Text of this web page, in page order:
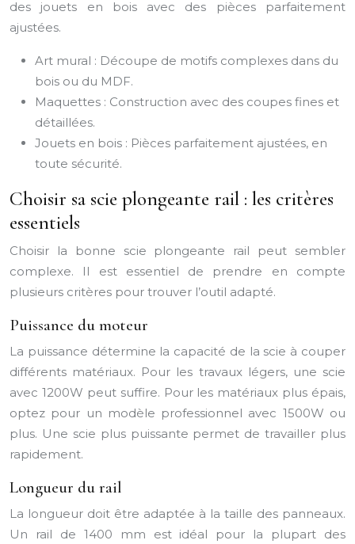
des jouets en bois avec des pièces parfaitement
ajustées.
Art mural : Découpe de motifs complexes dans du
bois ou du MDF.
Maquettes : Construction avec des coupes fines et
détaillées.
Jouets en bois : Pièces parfaitement ajustées, en
toute sécurité.
Choisir sa scie plongeante rail : les critères
essentiels
Choisir la bonne scie plongeante rail peut sembler
complexe. Il est essentiel de prendre en compte
plusieurs critères pour trouver l’outil adapté.
Puissance du moteur
La puissance détermine la capacité de la scie à couper
différents matériaux. Pour les travaux légers, une scie
avec 1200W peut suffire. Pour les matériaux plus épais,
optez pour un modèle professionnel avec 1500W ou
plus. Une scie plus puissante permet de travailler plus
rapidement.
Longueur du rail
La longueur doit être adaptée à la taille des panneaux.
Un rail de 1400 mm est idéal pour la plupart des